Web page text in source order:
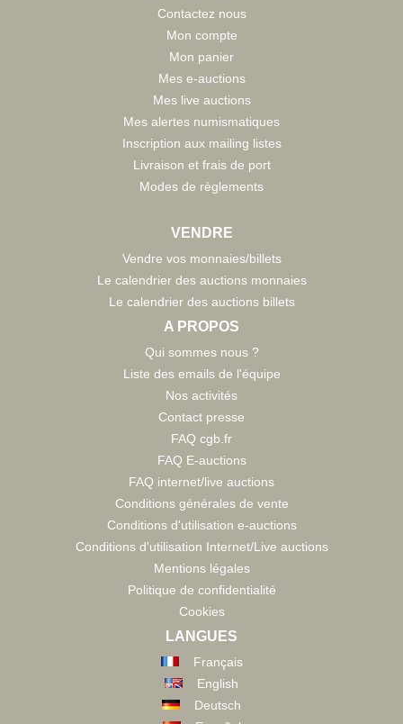
Contactez nous
Mon compte
Mon panier
Mes e-auctions
Mes live auctions
Mes alertes numismatiques
Inscription aux mailing listes
Livraison et frais de port
Modes de règlements
VENDRE
Vendre vos monnaies/billets
Le calendrier des auctions monnaies
Le calendrier des auctions billets
A PROPOS
Qui sommes nous ?
Liste des emails de l'équipe
Nos activités
Contact presse
FAQ cgb.fr
FAQ E-auctions
FAQ internet/live auctions
Conditions générales de vente
Conditions d'utilisation e-auctions
Conditions d'utilisation Internet/Live auctions
Mentions légales
Politique de confidentialité
Cookies
LANGUES
Français
English
Deutsch